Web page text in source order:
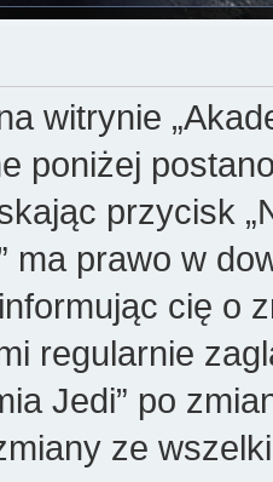
witrynie
poniżej
przycisk
ma prawo w
cię o
regularnie
Jedi” po
ze